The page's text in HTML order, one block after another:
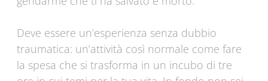
Deve essere un’esperienza senza dubbio
traumatica: un’attività così normale come fare
la spesa che si trasforma in un incubo di tre